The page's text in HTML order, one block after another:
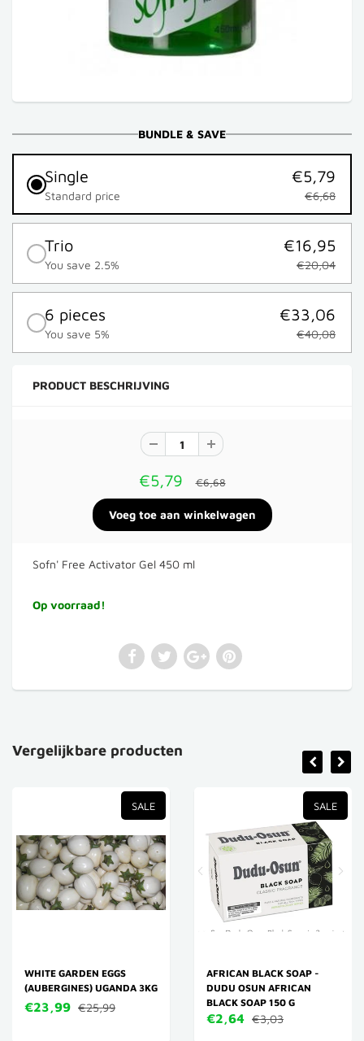
BUNDLE & SAVE
Single
Standard price
€5,79
€6,68
Trio
You save 2.5%
€16,95
€20,04
6 pieces
You save 5%
€33,06
€40,08
PRODUCT BESCHRIJVING
€5,79 €6,68
Sofn' Free Activator Gel 450 ml
Op voorraad!
Vergelijkbare producten
SALE
WHITE GARDEN EGGS
(AUBERGINES) UGANDA 3KG
€23,99 €25,99
SALE
AFRICAN BLACK SOAP -
DUDU OSUN AFRICAN
BLACK SOAP 150 G
€2,64 €3,03